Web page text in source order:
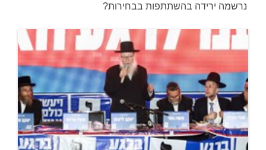
נרשמה ירידה בהשתתפות בבחירות?